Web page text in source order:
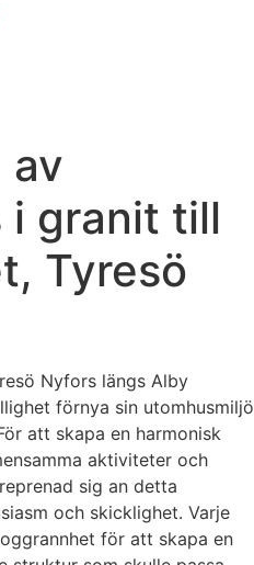
av
i granit till
Tyresö
Nyfors längs Alby
förnya sin utomhusmiljö
att skapa en harmonisk
aktiviteter och
sig an detta
och skicklighet. Varje
för att skapa en